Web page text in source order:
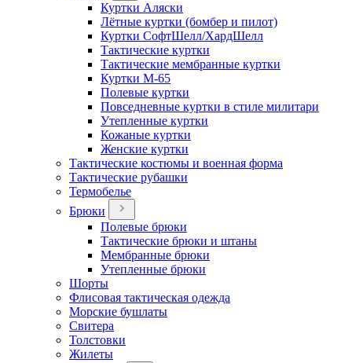
Куртки Аляски
Лётные куртки (бомбер и пилот)
Куртки СофтШелл/ХардШелл
Тактические куртки
Тактические мембранные куртки
Куртки М-65
Полевые куртки
Повседневные куртки в стиле милитари
Утепленные куртки
Кожаные куртки
Женские куртки
Тактические костюмы и военная форма
Тактические рубашки
Термобелье
Брюки
Полевые брюки
Тактические брюки и штаны
Мембранные брюки
Утепленные брюки
Шорты
Флисовая тактическая одежда
Морские бушлаты
Свитера
Толстовки
Жилеты